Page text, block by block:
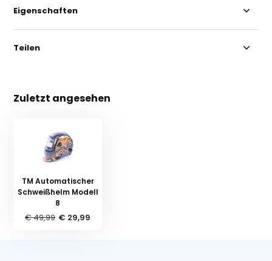
Eigenschaften
Teilen
Zuletzt angesehen
TM Automatischer
Schweißhelm Modell
8
€ 49,99 € 29,99